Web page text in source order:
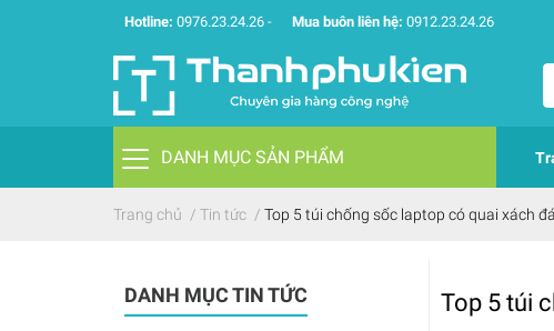
Hotline: 0976.23.24.26 - Mua buôn liên hệ: 0912.23.24.26
DANH MỤC SẢN PHẨM
Trang chủ / Tin tức / Top 5 túi chống sốc laptop có quai xách
DANH MỤC TIN TỨC Top 5 túi